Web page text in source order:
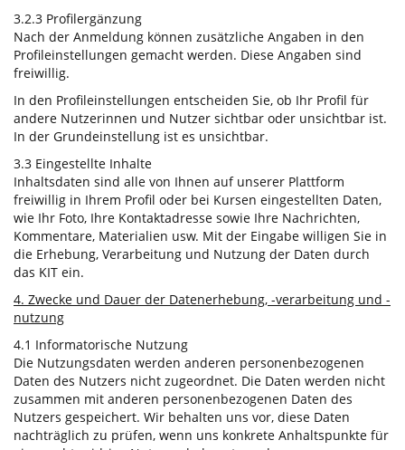
3.2.3 Profilergänzung
Nach der Anmeldung können zusätzliche Angaben in den
Profileinstellungen gemacht werden. Diese Angaben sind
freiwillig.
In den Profileinstellungen entscheiden Sie, ob Ihr Profil für
andere Nutzerinnen und Nutzer sichtbar oder unsichtbar ist.
In der Grundeinstellung ist es unsichtbar.
3.3 Eingestellte Inhalte
Inhaltsdaten sind alle von Ihnen auf unserer Plattform
freiwillig in Ihrem Profil oder bei Kursen eingestellten Daten,
wie Ihr Foto, Ihre Kontaktadresse sowie Ihre Nachrichten,
Kommentare, Materialien usw. Mit der Eingabe willigen Sie in
die Erhebung, Verarbeitung und Nutzung der Daten durch
das KIT ein.
4. Zwecke und Dauer der Datenerhebung, -verarbeitung und -
nutzung
4.1 Informatorische Nutzung
Die Nutzungsdaten werden anderen personenbezogenen
Daten des Nutzers nicht zugeordnet. Die Daten werden nicht
zusammen mit anderen personenbezogenen Daten des
Nutzers gespeichert. Wir behalten uns vor, diese Daten
nachträglich zu prüfen, wenn uns konkrete Anhaltspunkte für